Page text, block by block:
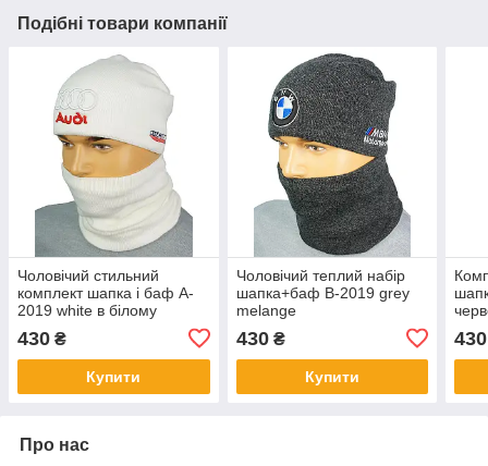
Подібні товари компанії
Чоловічий стильний
комплект шапка і баф A-
2019 white в білому
430 ₴
Купити
Чоловічий теплий набір
шапка+баф B-2019 grey
melange
430₴
Купити
430
Про нас